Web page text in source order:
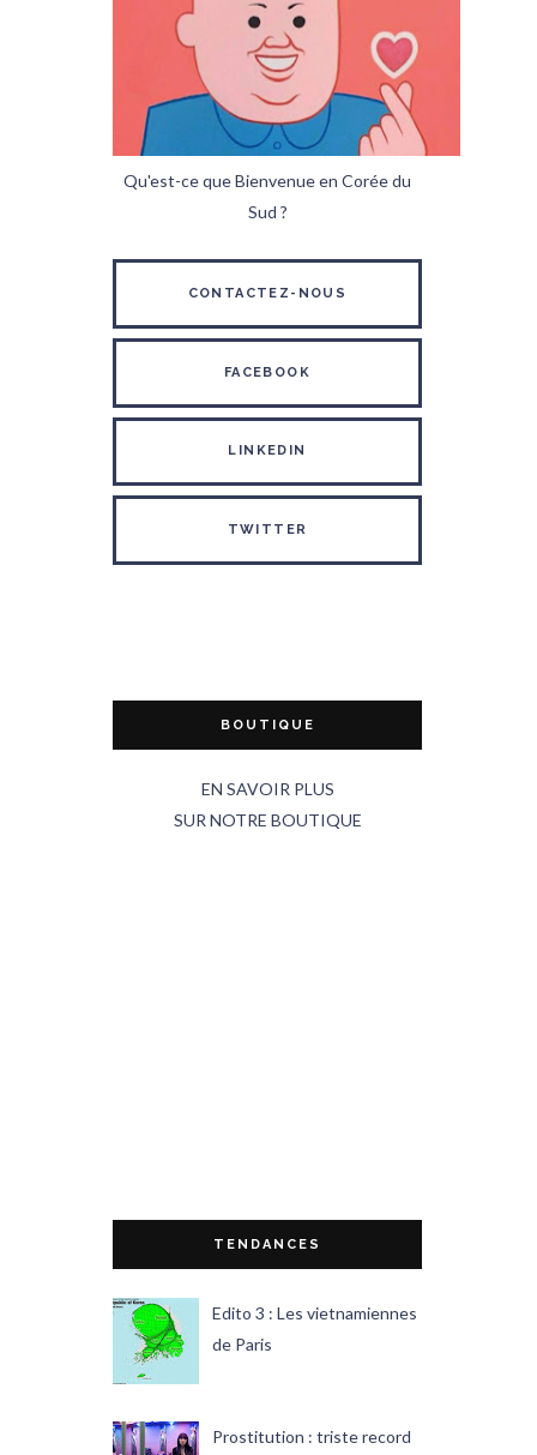
Qu'est-ce que Bienvenue en Corée du
Sud ?
CONTACTEZ-NOUS
FACEBOOK
LINKEDIN
TWITTER
BOUTIQUE
EN SAVOIR PLUS
SUR NOTRE BOUTIQUE
TENDANCES
Edito 3 : Les vietnamiennes
de Paris
Prostitution : triste record